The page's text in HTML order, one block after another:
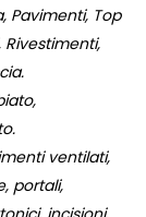
Pavimenti, Top
ventilati,
portali,